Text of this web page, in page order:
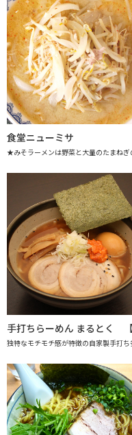
食堂ニューミサ
★みそラーメンは野菜と大量のたまねぎ
独特なモチモチ感が特徴の自家製手打ち